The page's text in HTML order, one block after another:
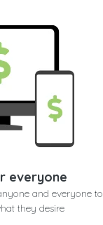
everyone
and everyone to
they desire